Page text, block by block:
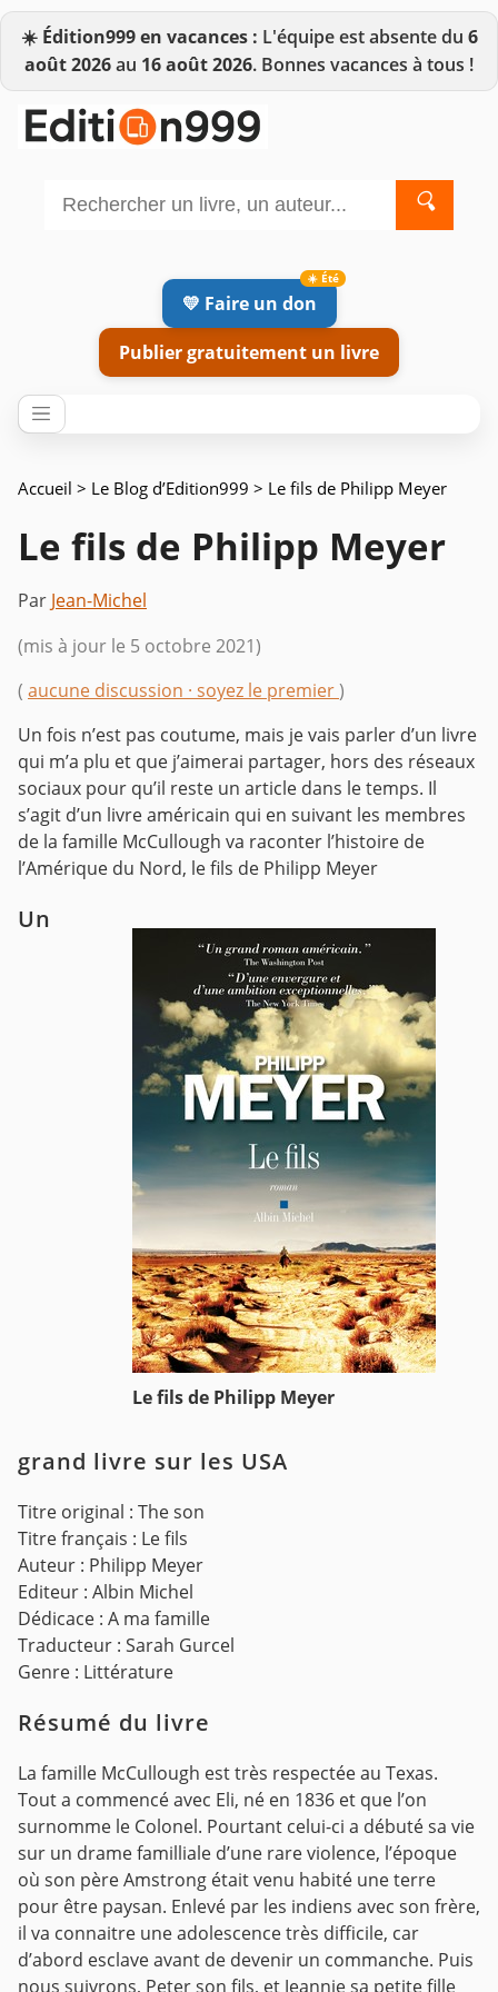
☀️ Édition999 en vacances : L'équipe est absente du 6
août 2026au 16 août 2026. Bonnes vacances à tous !
🔍
💛 Faire un don
Publier gratuitement un livre
Accueil > Le Blog d’Edition999 > Le fils de Philipp Meyer
Le fils de Philipp Meyer
Par Jean-Michel
(mis à jour le 5 octobre 2021)
( aucune discussion · soyez le premier)
Un fois n’est pas coutume, mais je vais parler d’un livre
qui m’a plu et que j’aimerai partager, hors des réseaux
sociaux pour qu’il reste un article dans le temps. Il
s’agit d’un livre américain qui en suivant les membres
de la famille McCullough va raconter l’histoire de
l’Amérique du Nord, le fils de Philipp Meyer
Le fils de Philipp Meyer
Un
grand livre sur les USA
Titre original : The son
Titre français : Le fils
Auteur : Philipp Meyer
Editeur : Albin Michel
Dédicace : A ma famille
Traducteur : Sarah Gurcel
Genre : Littérature
Résumé du livre
La famille McCullough est très respectée au Texas.
Tout a commencé avec Eli, né en 1836 et que l’on
surnomme le Colonel. Pourtant celui-ci a débuté sa vie
sur un drame familliale d’une rare violence, l’époque
où son père Amstrong était venu habité une terre
pour être paysan. Enlevé par les indiens avec son frère,
il va connaitre une adolescence très difficile, car
d’abord esclave avant de devenir un commanche. Puis
nous suivrons, Peter son fils, et Jeannie sa petite fille